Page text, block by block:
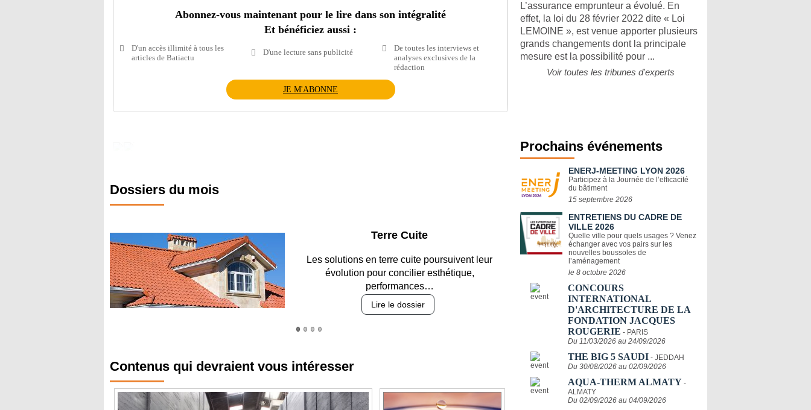
Abonnez-vous maintenant pour le lire dans son intégralité
Et bénéficiez aussi :
D'un accès illimité à tous les
articles de Batiactu
D'une lecture sans publicité
De toutes les interviews et
analyses exclusives de la
rédaction
JE M'ABONNE
Dossiers du mois
Parking et garages
Entre circulation, sécurisation des accès, durabilité
des revêtements et intégration…
Lire le dossier
L’assurance emprunteur a évolué. En
effet, la loi du 28 février 2022 dite « Loi
LEMOINE », est venue apporter plusieurs
grands changements dont la principale
mesure est la possibilité pour ...
Voir toutes les tribunes d'experts
Prochains événements
ENERJ-MEETING LYON 2026
Participez à la Journée de l’efficacité
du bâtiment
15 septembre 2026
ENTRETIENS DU CADRE DE
VILLE 2026
Quelle ville pour quels usages ? Venez
échanger avec vos pairs sur les
nouvelles boussoles de
l’aménagement
le 8 octobre 2026
CONCOURS
INTERNATIONAL
D'ARCHITECTURE DE LA
FONDATION JACQUES
ROUGERIE - PARIS
Du 11/03/2026 au 24/09/2026
THE BIG 5 SAUDI - JEDDAH
Du 30/08/2026 au 02/09/2026
AQUA-THERM ALMATY -
ALMATY
Du 02/09/2026 au 04/09/2026